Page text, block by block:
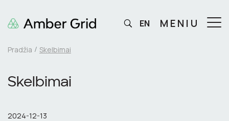
Pradžia Skelbimai
Skelbimai
2024-12-13
EN MENIU